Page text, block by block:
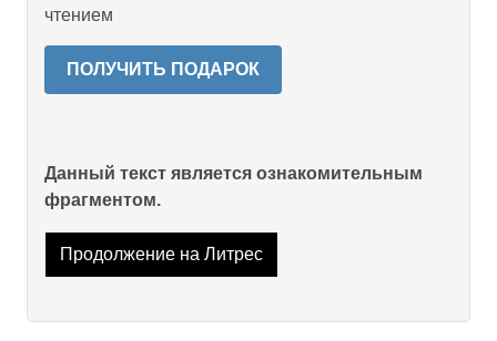
чтением
ПОЛУЧИТЬ ПОДАРОК
Данный текст является ознакомительным
фрагментом.
Продолжение на Литрес